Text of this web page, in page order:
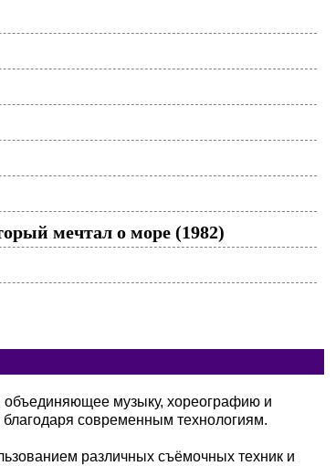
мечтал о море (1982)
объединяющее музыку, хореографию и
современным технологиям.
различных съёмочных техник и